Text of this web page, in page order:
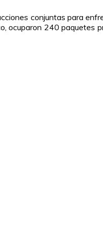
conjuntas para
ocuparon 240